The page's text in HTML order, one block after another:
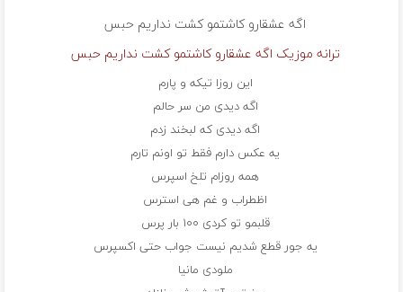
اگه عشقارو کاشتمو کشت نداریم حبس
ترانه موزیک اگه عشقارو کاشتمو کشت نداریم حبس
این روزا تیکه و پارم
اگه دیدی من سر حالم
اگه دیدی که لبخند زدم
یه عکس دارم فقط تو اونم تارم
همه روزام تلخ اسپرس
اظطراب و غم هی استرس
قلبمو تو کردی ۱۰۰ بار پرس
یه جور قطع شدیم نیست جواب حتی اکسپرس
ملودی مانیا